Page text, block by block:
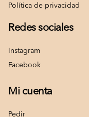
Política de privacidad
Redes sociales
Instagram
Facebook
Mi cuenta
Pedir